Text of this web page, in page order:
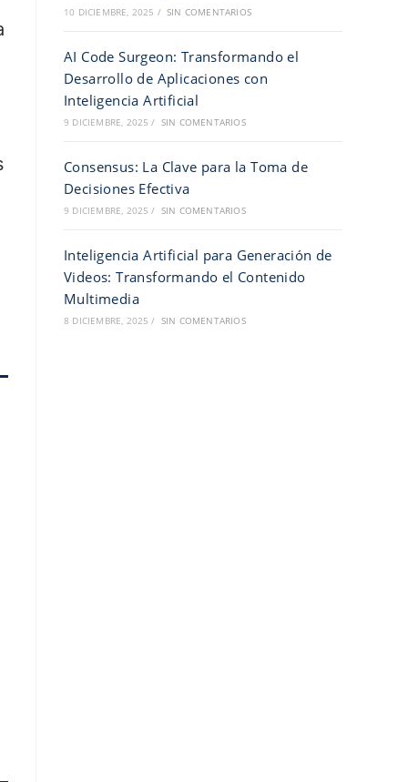
10 DICIEMBRE, 2025 / SIN COMENTARIOS
AI Code Surgeon: Transformando el
Desarrollo de Aplicaciones con
Inteligencia Artificial
9 DICIEMBRE, 2025 / SIN COMENTARIOS
Consensus: La Clave para la Toma de
Decisiones Efectiva
9 DICIEMBRE, 2025 / SIN COMENTARIOS
Inteligencia Artificial para Generación de
Videos: Transformando el Contenido
Multimedia
8 DICIEMBRE, 2025 / SIN COMENTARIOS